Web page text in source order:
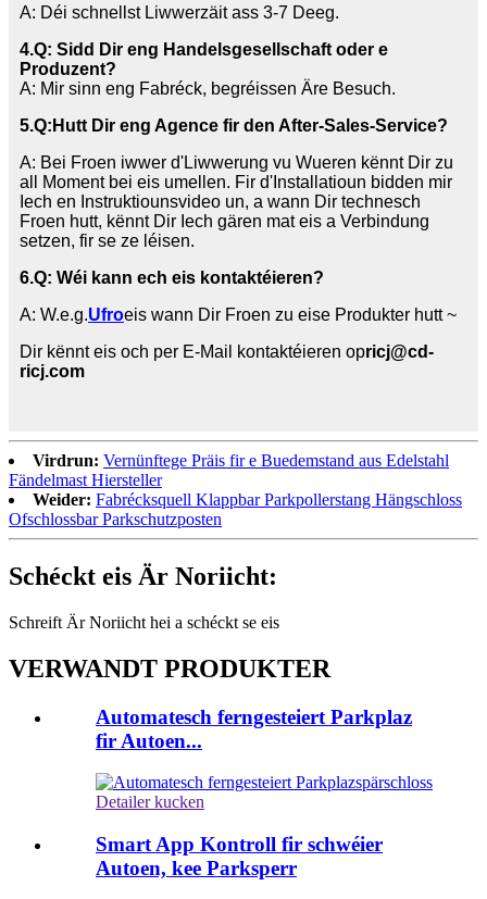
A: Déi schnellst Liwwerzäit ass 3-7 Deeg.
4.Q: Sidd Dir eng Handelsgesellschaft oder e
Produzent?
A: Mir sinn eng Fabréck, begréissen Äre Besuch.
5.Q: Hutt Dir eng Agence fir den After-Sales-Service?
A: Bei Froen iwwer d'Liwwerung vu Wueren kënnt Dir zu
all Moment bei eis umellen. Fir d'Installatioun bidden mir
Iech en Instruktiounsvideo un, a wann Dir technesch
Froen hutt, kënnt Dir Iech gären mat eis a Verbindung
setzen, fir se ze léisen.
6.Q: Wéi kann ech eis kontaktéieren?
A: W.e.g.Ufroeis wann Dir Froen zu eise Produkter hutt ~
Dir kënnt eis och per E-Mail kontaktéieren opricj@cd-
ricj.com
Virdrun: Vernünftege Präis fir e Buedemstand aus Edelstahl
Fändelmast Hiersteller
Weider: Fabrécksquell Klappbar Parkpollerstang Hängschloss
Ofschlossbar Parkschutzposten
Schéckt eis Är Noriicht:
Schreift Är Noriicht hei a schéckt se eis
VERWANDT PRODUKTER
Automatesch ferngesteiert Parkplaz
fir Autoen...
Detailer kucken
Smart App Kontroll fir schwéier
Autoen, kee Parksperr